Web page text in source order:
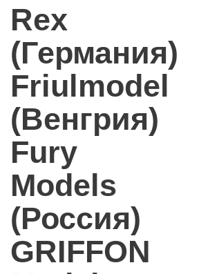
Rex
(Германия)
Friulmodel
(Венгрия)
Fury
Models
(Россия)
GRIFFON